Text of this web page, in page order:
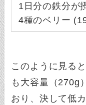
1日分の鉄分が
4種のベリー
このように見る
も大容量（270g
おり、決して低